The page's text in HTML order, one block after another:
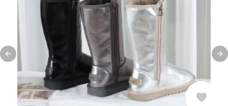
Previous slide